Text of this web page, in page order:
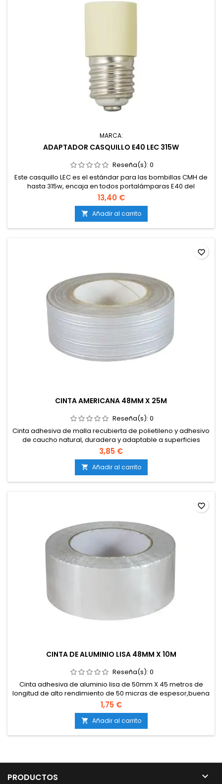
MARCA:
ADAPTADOR CASQUILLO E40 LEC 315W
Reseña(s): 0
Este casquillo LEC es el estándar para las bombillas CMH de
hasta 315w, encaja en todos portalámparas E40 del
mercado, fabricado en cerámica de alta calidad.
13,40 €
 Añadir al carrito
CINTA AMERICANA 48MM X 25M
Reseña(s): 0
Cinta adhesiva de malla recubierta de polietileno y adhesivo
de caucho natural, duradera y adaptable a superficies
irregulares. Flexible e impermeable y soporta temperaturas
de -5 ° C a 60 ° C.
3,85 €
 Añadir al carrito
favorite_border
CINTA DE ALUMINIO LISA 48MM X 10M
Reseña(s): 0
Cinta adhesiva de aluminio lisa de 50mm X 45 metros de
longitud de alto rendimiento de 50 micras de espesor,buena
resistencia a la rotura, baja elongación y excelente
comportamiento a bajas y altas temperaturas.
1,75 €
 Añadir al carrito
favorite_border
PRODUCTOS 